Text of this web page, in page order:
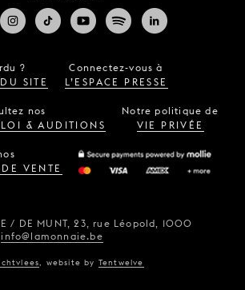
?
SITE
Connectez-vous à
L’ESPACE PRESSE
nos
& AUDITIONS
Notre politique de
VIE PRIVÉE
VENTE
/ DE MUNT, 23, rue Léopold, 1000
info@lamonnaie.be
website by Tentwelve